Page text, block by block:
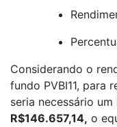
Considerando o
fundo PVBI11, para
seria necessário
R$146.657,14, o